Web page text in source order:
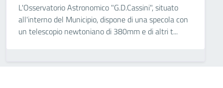
L'Osservatorio Astronomico "G.D.Cassini", situato
all'interno del Municipio, dispone di una specola con
un telescopio newtoniano di 380mm e di altri t...